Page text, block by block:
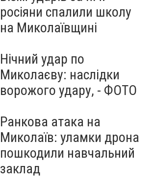
нові локації з
«туманчиками»
росіяни спалили школу
на Миколаївщині
Нічний удар по
Миколаєву: наслідки
ворожого удару, - ФОТО
Ранкова атака на
Миколаїв: уламки дрона
пошкодили навчальний
заклад